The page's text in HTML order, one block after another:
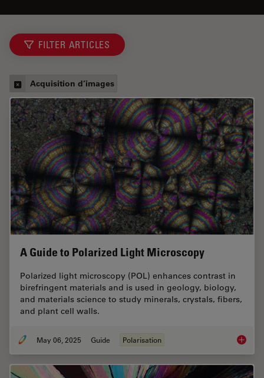
FILTER ARTICLES
Acquisition d’images
A Guide to Polarized Light Microscopy
Polarized light microscopy (POL) enhances contrast in
birefringent materials and is used in geology, biology,
and materials science to study minerals, crystals, fibers,
and plant cell walls.
May 06, 2025 Guide Polarisation A